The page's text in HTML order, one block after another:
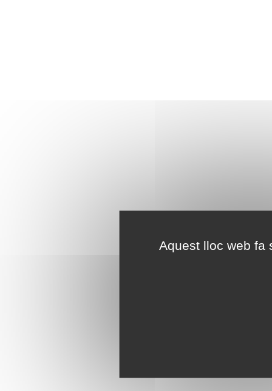
Aquest lloc web fa